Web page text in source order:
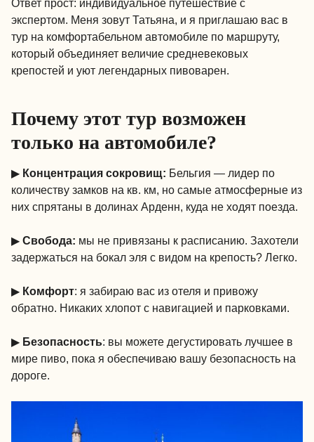
Ответ прост: индивидуальное путешествие с
экспертом. Меня зовут Татьяна, и я приглашаю вас в
тур на комфортабельном автомобиле по маршруту,
который объединяет величие средневековых
крепостей и уют легендарных пивоварен.
Почему этот тур возможен
только на автомобиле?
▶ Концентрация сокровищ: Бельгия — лидер по
количеству замков на кв. км, но самые атмосферные из
них спрятаны в долинах Арденн, куда не ходят поезда.
▶ Свобода: мы не привязаны к расписанию. Захотели
задержаться на бокал эля с видом на крепость? Легко.
▶ Комфорт: я забираю вас из отеля и привожу
обратно. Никаких хлопот с навигацией и парковками.
▶ Безопасность: вы можете дегустировать лучшее в
мире пиво, пока я обеспечиваю вашу безопасность на
дороге.